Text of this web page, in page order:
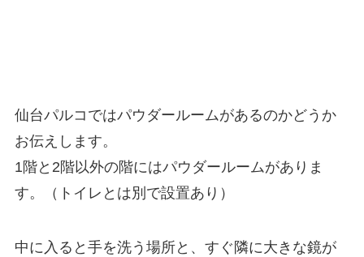
仙台パルコではパウダールームがあるのかどうか
お伝えします。
1階と2階以外の階にはパウダールームがありま
す。（トイレとは別で設置あり）
中に入ると手を洗う場所と、すぐ隣に大きな鏡が